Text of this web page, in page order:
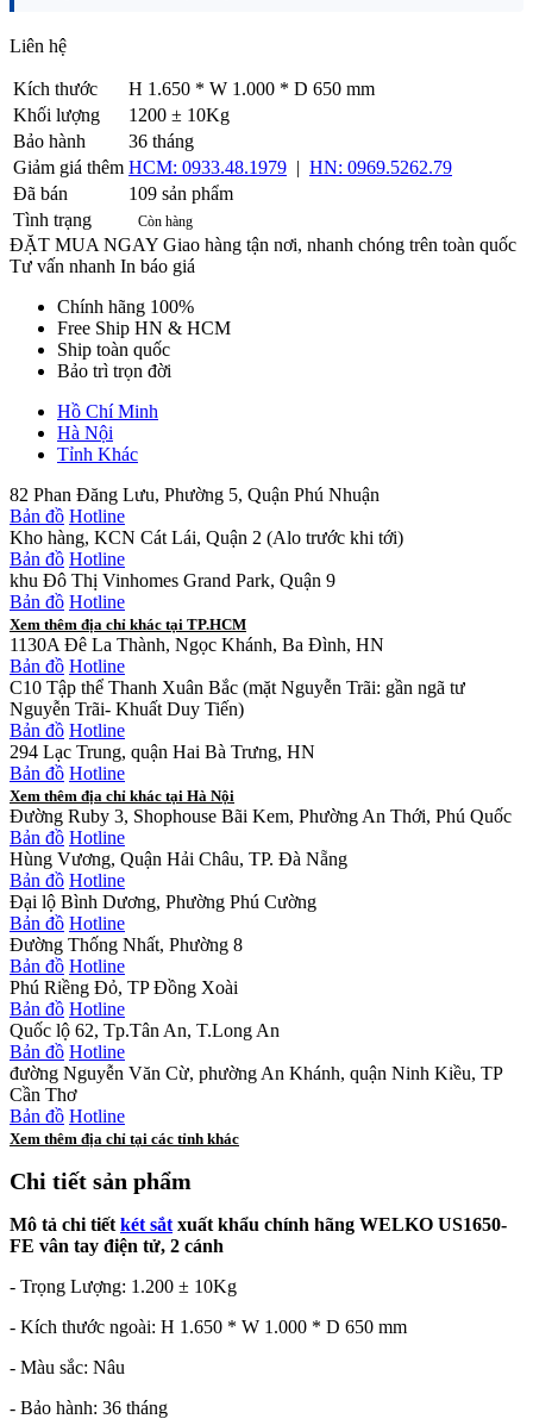
Liên hệ
Kích thước
H 1.650 * W 1.000 * D 650 mm
Khối lượng
1200 ± 10Kg
Bảo hành
36 tháng
Giảm giá thêm HCM: 0933.48.1979 | HN: 0969.5262.79
Đã bán
109 sản phẩm
Tình trạng
Còn hàng
ĐẶT MUA NGAY Giao hàng tận nơi, nhanh chóng trên toàn quốc
Tư vấn nhanh In báo giá
Chính hãng 100%
Free Ship HN & HCM
Ship toàn quốc
Bảo trì trọn đời
Hồ Chí Minh
Hà Nội
Tỉnh Khác
82 Phan Đăng Lưu, Phường 5, Quận Phú Nhuận
Bản đồ Hotline
Kho hàng, KCN Cát Lái, Quận 2 (Alo trước khi tới)
Bản đồ Hotline
khu Đô Thị Vinhomes Grand Park, Quận 9
Bản đồ Hotline
Xem thêm địa chỉ khác tại TP.HCM
1130A Đê La Thành, Ngọc Khánh, Ba Đình, HN
Bản đồ Hotline
C10 Tập thể Thanh Xuân Bắc (mặt Nguyễn Trãi: gần ngã tư
Nguyễn Trãi- Khuất Duy Tiến)
Bản đồ Hotline
294 Lạc Trung, quận Hai Bà Trưng, HN
Bản đồ Hotline
Xem thêm địa chỉ khác tại Hà Nội
Đường Ruby 3, Shophouse Bãi Kem, Phường An Thới, Phú Quốc
Bản đồ Hotline
Hùng Vương, Quận Hải Châu, TP. Đà Nẵng
Bản đồ Hotline
Đại lộ Bình Dương, Phường Phú Cường
Bản đồ Hotline
Đường Thống Nhất, Phường 8
Bản đồ Hotline
Phú Riềng Đỏ, TP Đồng Xoài
Bản đồ Hotline
Quốc lộ 62, Tp.Tân An, T.Long An
Bản đồ Hotline
đường Nguyễn Văn Cừ, phường An Khánh, quận Ninh Kiều, TP
Cần Thơ
Bản đồ Hotline
Xem thêm địa chỉ tại các tỉnh khác
Chi tiết sản phẩm
Mô tả chi tiếtkét sắtxuất khẩu chính hãng WELKO US1650-
FE vân tay điện tử, 2 cánh
- Trọng Lượng: 1.200 ± 10Kg
- Kích thước ngoài: H 1.650 * W 1.000 * D 650 mm
- Màu sắc: Nâu
- Bảo hành: 36 tháng